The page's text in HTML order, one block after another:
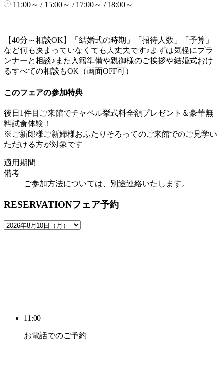
11:00～ / 15:00～ / 17:00～ / 18:00～
【40分～相談OK】「結婚式の時期」「招待人数」「予算」
など何も決まっていなくても大丈夫です♪まずは気軽にプラ
ンナーと相談♪また入籍準備や親御様のご挨拶や結婚式おけ
るすべての相談もOK（画面OFF可）
このフェアの参加特典
後日1件目ご来館でチャペル挙式料全額プレゼント＆豪華無
料試食体験！
※ご新郎様ご新婦様おふたりそろってのご来館でのご見学い
ただける方が対象です
適用期間
備考
ご参加方法については、別途連絡いたします。
RESERVATIONフェア予約
11:00
お電話でのご予約